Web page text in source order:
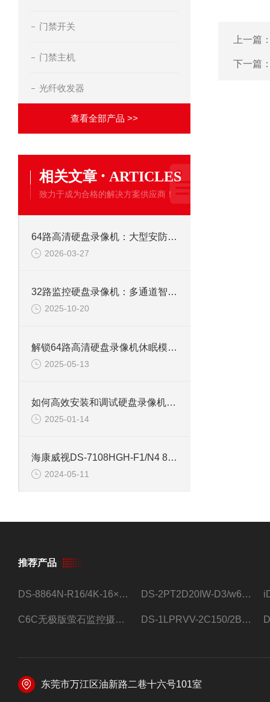
门禁开关
门禁主机
光纤收发器
查看全部产品 >>
相关文章 · ARTICLES
致力于成为合格的解决方案供应商！
64路高清硬盘录像机：大型安防监控系统的核心存储解决方案
2026-03-27
32路监控硬盘录像机：多通道智能监控，构筑全域安全防线
2025-10-20
解锁64路高清硬盘录像机休眠模式的多重优势
2025-05-13
如何高效安装和调试硬盘录像机：专业教程
2025-01-14
海康威视DS-7108HGH-F1/N4 8路单盘位同轴硬盘录像机
2024-05-11
上一篇
下一篇
推荐产品
DS-8864N-R16/4K-16×4T/希捷16盘位录像机 DS-2PT2D20IW-D3/w64路高清硬盘录像机
C6C无极版萤石监控摄像头 DS-1LPRVV-2C150/2B监控室外夜视高清电源线护套线200米/卷
东莞市万江区油新路二巷十六号101室